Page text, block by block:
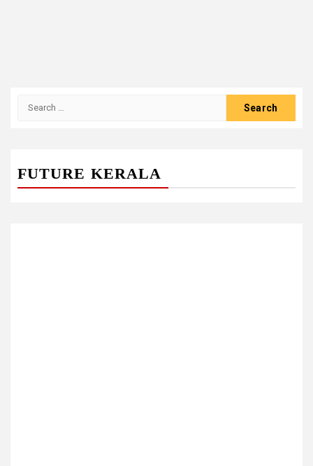
FUTURE KERALA